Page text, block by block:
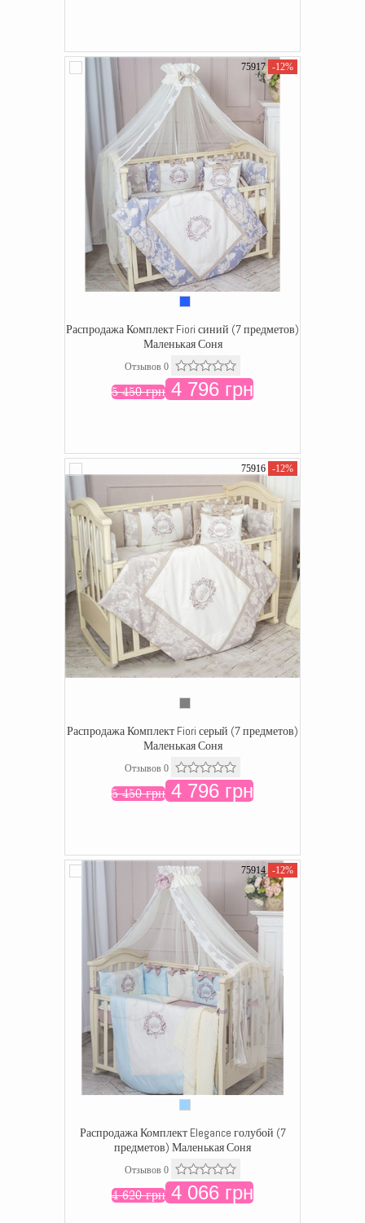
75917 -12%
Распродажа Комплект Fiori синий (7 предметов)
Маленькая Соня
Отзывов 0
5 450 грн 4 796 грн
75916 -12%
Распродажа Комплект Fiori серый (7 предметов)
Маленькая Соня
Отзывов 0
5 450 грн 4 796 грн
75914 -12%
Распродажа Комплект Elegance голубой (7
предметов) Маленькая Соня
Отзывов 0
4 620 грн 4 066 грн